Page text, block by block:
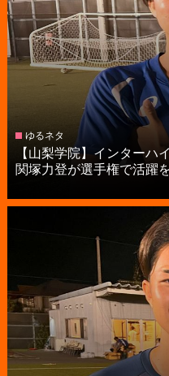
ゆるネタ
【山梨学院】インターハ
関塚力登が選手権で活躍